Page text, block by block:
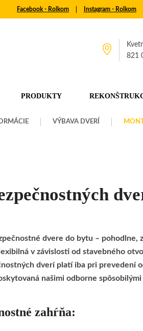
Facebook - Rolkom Instagram - Rolkom
821
PRODUKTY
VÝBAVA DVERÍ
dvere do bytu – pohodlne,
v závislosti od stavebného
dverí platí iba pri prevedení
našimi odborne
zahŕňa: